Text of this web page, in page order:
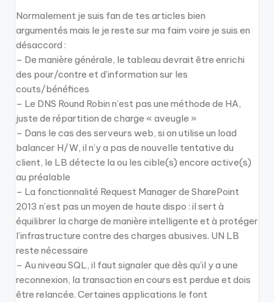
Normalement je suis fan de tes articles bien
argumentés mais le je reste sur ma faim voire je suis en
désaccord :
– De manière générale, le tableau devrait être enrichi
des pour/contre et d’information sur les
couts/bénéfices
– Le DNS Round Robin n’est pas une méthode de HA,
juste de répartition de charge « aveugle »
– Dans le cas des serveurs web, si on utilise un load
balancer H/W, il n’y a pas de nouvelle tentative du
client, le LB détecte la ou les cible(s) encore active(s)
au préalable
– La fonctionnalité Request Manager de SharePoint
2013 n’est pas un moyen de haute dispo : il sert à
équilibrer la charge de manière intelligente et à protéger
l’infrastructure contre des charges abusives. UN LB
reste nécessaire
– Au niveau SQL, il faut signaler que dès qu’il y a une
reconnexion, la transaction en cours est perdue et dois
être relancée. Certaines applications le font